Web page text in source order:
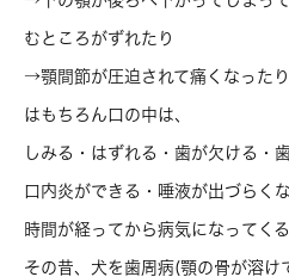
むところがずれたり
→顎間節が圧迫されて痛くなった
はもちろん口の中は、
しみる・はずれる・歯が欠ける・
口内炎ができる・唾液が出づらく
時間が経ってから病気になってくる
その昔、犬を歯周病(顎の骨が溶け